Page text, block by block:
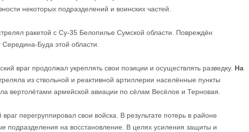
некоторых подразделений и воинских частей.
ракетой с Су-35 Белопилье Сумской области. Повреждён
Буда этой области.
враг продолжал укреплять свои позиции и осуществлять разведку. На
из ствольной и реактивной артиллерии населённые пункты
вертолётами армейской авиации по сёлам Весёлое и Терновая.
перегруппировал свои войска. В результате потерь в районе
подразделения на восстановление. В целях усиления защиты и